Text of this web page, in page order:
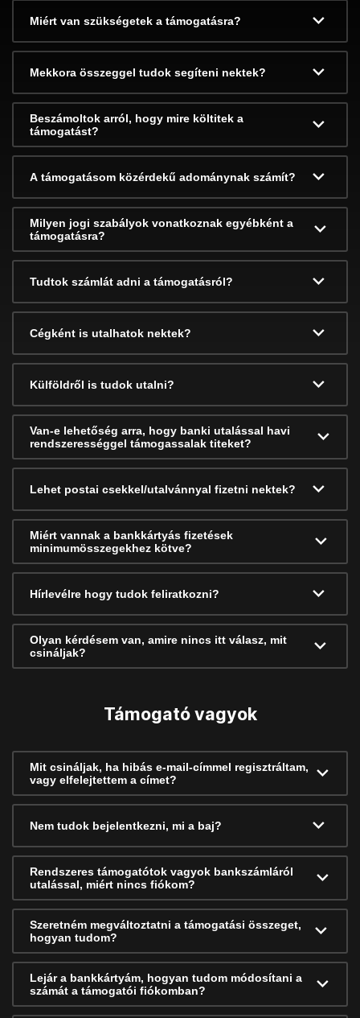
Miért van szükségetek a támogatásra?
Mekkora összeggel tudok segíteni nektek?
Beszámoltok arról, hogy mire költitek a
támogatást?
A támogatásom közérdekű adománynak számít?
Milyen jogi szabályok vonatkoznak egyébként a
támogatásra?
Tudtok számlát adni a támogatásról?
Cégként is utalhatok nektek?
Külföldről is tudok utalni?
Van-e lehetőség arra, hogy banki utalással havi
rendszerességgel támogassalak titeket?
Lehet postai csekkel/utalvánnyal fizetni nektek?
Miért vannak a bankkártyás fizetések
minimumösszegekhez kötve?
Hírlevélre hogy tudok feliratkozni?
Olyan kérdésem van, amire nincs itt válasz, mit
csináljak?
Támogató vagyok
Mit csináljak, ha hibás e-mail-címmel regisztráltam,
vagy elfelejtettem a címet?
Nem tudok bejelentkezni, mi a baj?
Rendszeres támogatótok vagyok bankszámláról
utalással, miért nincs fiókom?
Szeretném megváltoztatni a támogatási összeget,
hogyan tudom?
Lejár a bankkártyám, hogyan tudom módosítani a
számát a támogatói fiókomban?